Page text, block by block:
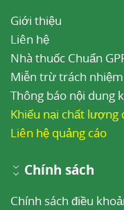
Giới thiệu
Liên hệ
Nhà thuốc Chuẩn
Miễn trừ trách nhiệm
Thông báo nội dung
Khiếu nại chất lượng
Liên hệ quảng cáo
Chính sách
Chính sách điều